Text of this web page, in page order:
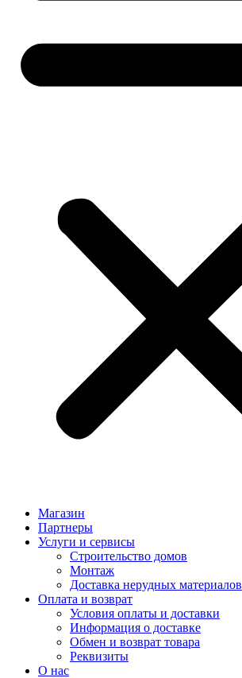
Магазин
Партнеры
Услуги и сервисы
Строительство домов
Монтаж
Доставка нерудных материалов
Оплата и возврат
Условия оплаты и доставки
Информация о доставке
Обмен и возврат товара
Реквизиты
О нас